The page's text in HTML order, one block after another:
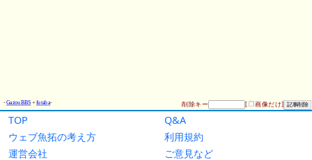
TOP
Q&A
ウェブ魚拓の考え方
利用規約
運営会社
ご意見など